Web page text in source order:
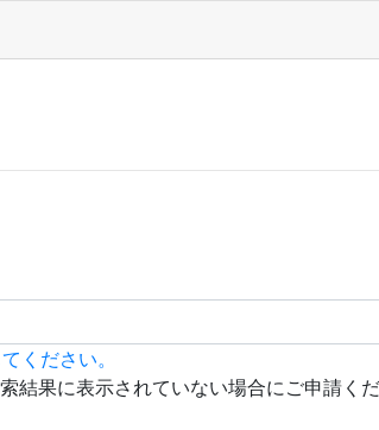
ください。
結果に表示されていない場合にご申請く